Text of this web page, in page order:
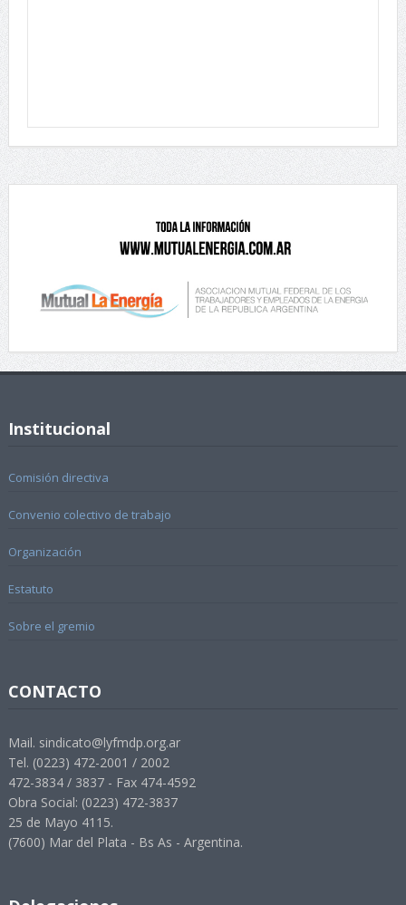
Institucional
Comisión directiva
Convenio colectivo de trabajo
Organización
Estatuto
Sobre el gremio
CONTACTO
Mail. sindicato@lyfmdp.org.ar
Tel. (0223) 472-2001 / 2002
472-3834 / 3837 - Fax 474-4592
Obra Social: (0223) 472-3837
25 de Mayo 4115.
(7600) Mar del Plata - Bs As - Argentina.